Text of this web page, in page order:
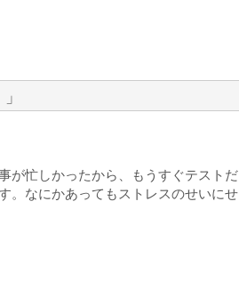
が忙しかったから、もうすぐテストだ
。なにかあってもストレスのせいにせ